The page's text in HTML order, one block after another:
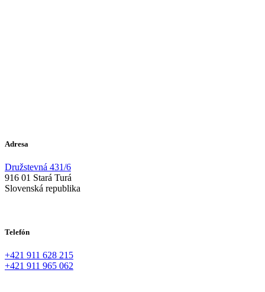
Adresa
Družstevná 431/6
916 01 Stará Turá
Slovenská republika
Telefón
+421 911 628 215
+421 911 965 062